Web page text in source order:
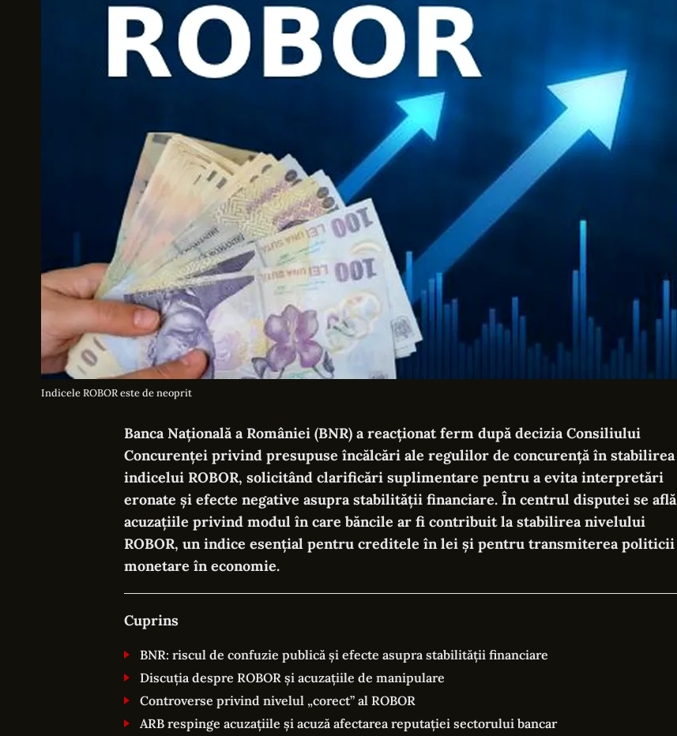
Indicele ROBOR este de neoprit
Banca Națională a României (BNR) a reacționat ferm după decizia Consiliului
Concurenței privind presupuse încălcări ale regulilor de concurență în stabilirea
indicelui ROBOR, solicitând clarificări suplimentare pentru a evita interpretări
eronate și efecte negative asupra stabilității financiare. În centrul disputei se află
acuzațiile privind modul în care băncile ar fi contribuit la stabilirea nivelului
ROBOR, un indice esențial pentru creditele în lei și pentru transmiterea politicii
monetare în economie.
Cuprins
BNR: riscul de confuzie publică și efecte asupra stabilității financiare
Discuția despre ROBOR și acuzațiile de manipulare
Controverse privind nivelul „corect” al ROBOR
ARB respinge acuzațiile și acuză afectarea reputației sectorului bancar